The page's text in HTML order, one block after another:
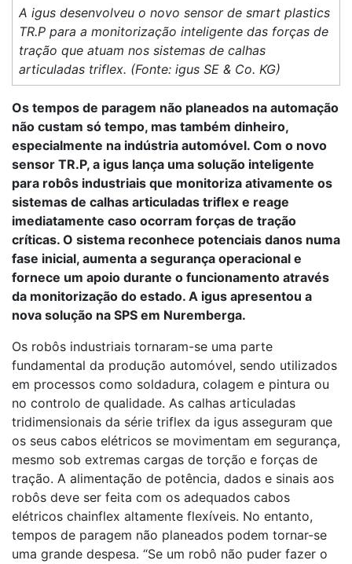
A igus desenvolveu o novo sensor de smart plastics
TR.P para a monitorização inteligente das forças de
tração que atuam nos sistemas de calhas
articuladas triflex. (Fonte: igus SE & Co. KG)
Os tempos de paragem não planeados na automação
não custam só tempo, mas também dinheiro,
especialmente na indústria automóvel. Com o novo
sensor TR.P, a igus lança uma solução inteligente
para robôs industriais que monitoriza ativamente os
sistemas de calhas articuladas triflex e reage
imediatamente caso ocorram forças de tração
críticas. O sistema reconhece potenciais danos numa
fase inicial, aumenta a segurança operacional e
fornece um apoio durante o funcionamento através
da monitorização do estado. A igus apresentou a
nova solução na SPS em Nuremberga.
Os robôs industriais tornaram-se uma parte
fundamental da produção automóvel, sendo utilizados
em processos como soldadura, colagem e pintura ou
no controlo de qualidade. As calhas articuladas
tridimensionais da série triflex da igus asseguram que
os seus cabos elétricos se movimentam em segurança,
mesmo sob extremas cargas de torção e forças de
tração. A alimentação de potência, dados e sinais aos
robôs deve ser feita com os adequados cabos
elétricos chainflex altamente flexíveis. No entanto,
tempos de paragem não planeados podem tornar-se
uma grande despesa. “Se um robô não puder fazer o